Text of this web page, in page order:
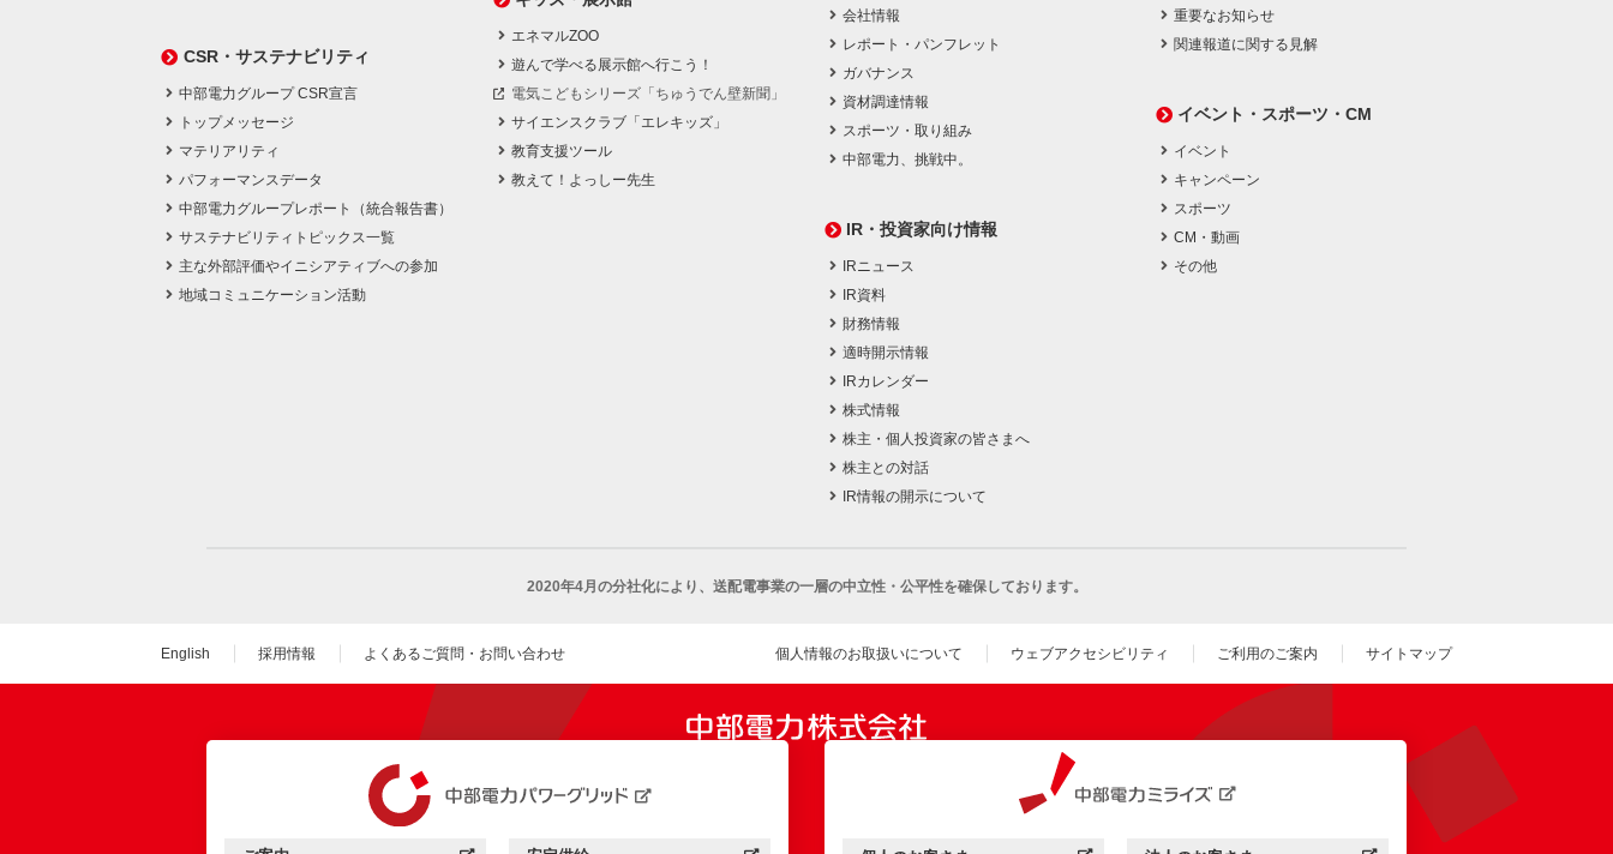
CSR・サステナビリティ
中部電力グループ CSR宣言
トップメッセージ
マテリアリティ
パフォーマンスデータ
中部電力グループレポート（統合報告書）
サステナビリティトピックス一覧
主な外部評価やイニシアティブへの参加
地域コミュニケーション活動
エネマルZOO
遊んで学べる展示館へ行こう！
電気こどもシリーズ「ちゅうでん壁新聞」
サイエンスクラブ「エレキッズ」
教育支援ツール
教えて！よっしー先生
会社情報
レポート・パンフレット
ガバナンス
資材調達情報
スポーツ・取り組み
中部電力、挑戦中。
IR・投資家向け情報
IRニュース
IR資料
財務情報
適時開示情報
IRカレンダー
株式情報
株主・個人投資家の皆さまへ
株主との対話
IR情報の開示について
重要なお知らせ
関連報道に関する見解
イベント・スポーツ・CM
イベント
キャンペーン
スポーツ
CM・動画
その他
2020年4月の分社化により、 送配電事業の一層の中立性・公平性を確保しております。
English 採用情報 よくあるご質問・お問い合わせ 個人情報のお取扱いについて ウェブアクセシビリティ ご利用のご案内 サイトマップ